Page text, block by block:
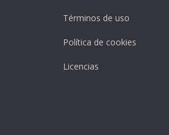
Términos de uso
Política de cookies
Licencias